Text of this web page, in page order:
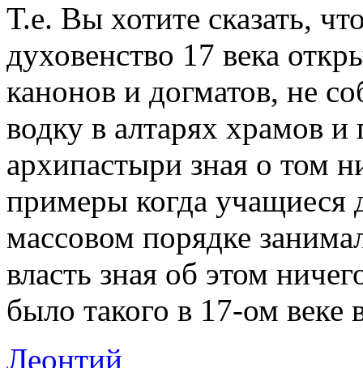
Т.е. Вы хотите сказать,
духовенство 17 века
канонов и догматов, не
водку в алтарях храмов
архипастыри зная о том
примеры когда учащиеся
массовом порядке
власть зная об этом
было такого в 17-ом веке
Леонтий